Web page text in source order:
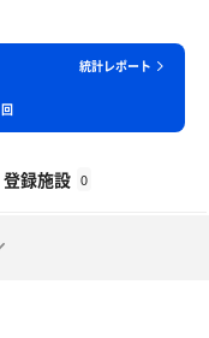
統計レポート
回
登録施設 0